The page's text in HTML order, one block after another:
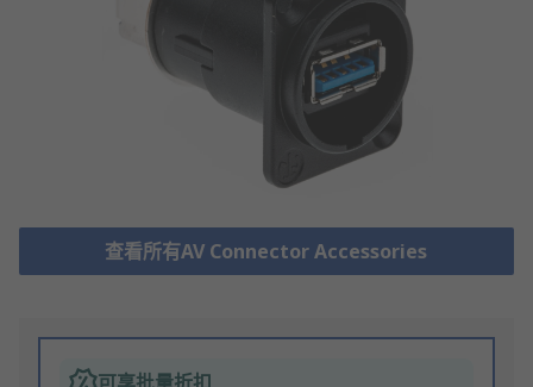
查看所有AV Connector Accessories